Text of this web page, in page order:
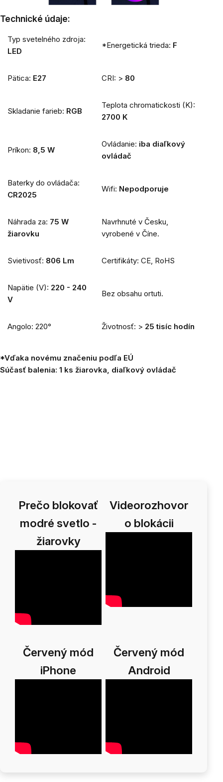
Technické údaje:
LED
*Energetická trieda: F
Pätica: E27 CRI: > 80
Skladanie farieb: RGB
2700 K
Príkon: 8,5 W
Ovládanie: iba diaľkový
ovládač
CR2025
Wifi: Nepodporuje
Náhrada za: 75 W
žiarovku
Navrhnuté v Česku,
vyrobené v Číne.
Svietivosť: 806 Lm Certifikáty: CE, RoHS
Napätie (V): 220 - 240
V
Bez obsahu ortuti.
Angolo: 220° Životnosť: > 25 tisíc hodín
*Vďaka novému značeniu podľa EÚ
Súčasť balenia: 1 ks žiarovka, diaľkový ovládač
Prečo blokovať
modré svetlo -
žiarovky
Videorozhovor
o blokácii
Červený mód
iPhone
Červený mód
Android